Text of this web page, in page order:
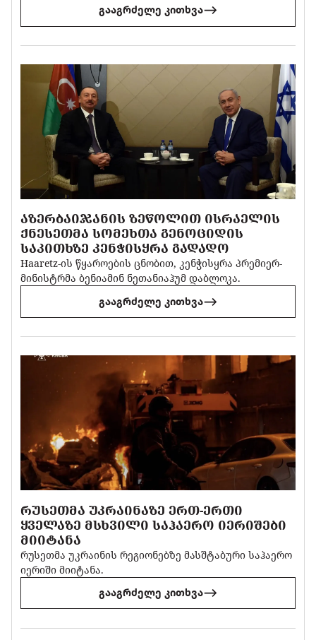
გააგრძელე კითხვა
ᲐᲖᲔᲠᲑᲐᲘᲯᲐᲜᲘᲡ ᲖᲔᲬᲝᲚᲘᲗ ᲘᲡᲠᲐᲔᲚᲘᲡ
ᲥᲜᲔᲡᲔᲗᲛᲐ ᲡᲝᲛᲔᲮᲗᲐ ᲒᲔᲜᲝᲪᲘᲓᲘᲡ
ᲡᲐᲙᲘᲗᲮᲖᲔ ᲙᲔᲜᲭᲘᲡᲧᲠᲐ ᲒᲐᲓᲐᲓᲝ
Haaretz-ის წყაროების ცნობით, კენჭისყრა პრემიერ-
მინისტრმა ბენიამინ ნეთანიაჰუმ დაბლოკა.
გააგრძელე კითხვა
ᲠᲣᲡᲔᲗᲛᲐ ᲣᲙᲠᲐᲘᲜᲐᲖᲔ ᲔᲠᲗ-ᲔᲠᲗᲘ
ᲧᲕᲔᲚᲐᲖᲔ ᲛᲡᲮᲕᲘᲚᲘ ᲡᲐᲰᲐᲔᲠᲝ ᲘᲔᲠᲘᲨᲔᲑᲘ
ᲛᲘᲘᲢᲐᲜᲐ
რუსეთმა უკრაინის რეგიონებზე მასშტაბური საჰაერო
იერიში მიიტანა.
გააგრძელე კითხვა